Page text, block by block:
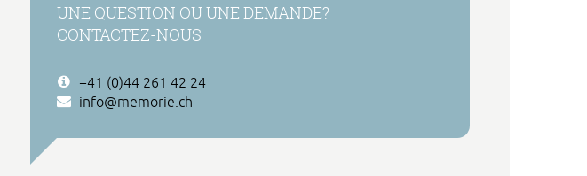
UNE QUESTION OU UNE DEMANDE?
CONTACTEZ-NOUS
+41 (0)44 261 42 24
info@memorie.ch